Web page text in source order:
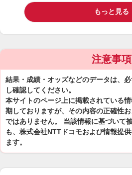
もっと見る
注意事項
結果・成績・オッズなどのデータは、
し確認してください。
本サイトのページ上に掲載されている
期しておりますが、その内容の正確性
ではありません。 当該情報に基づいて
も、株式会社NTTドコモおよび情報提
ます。